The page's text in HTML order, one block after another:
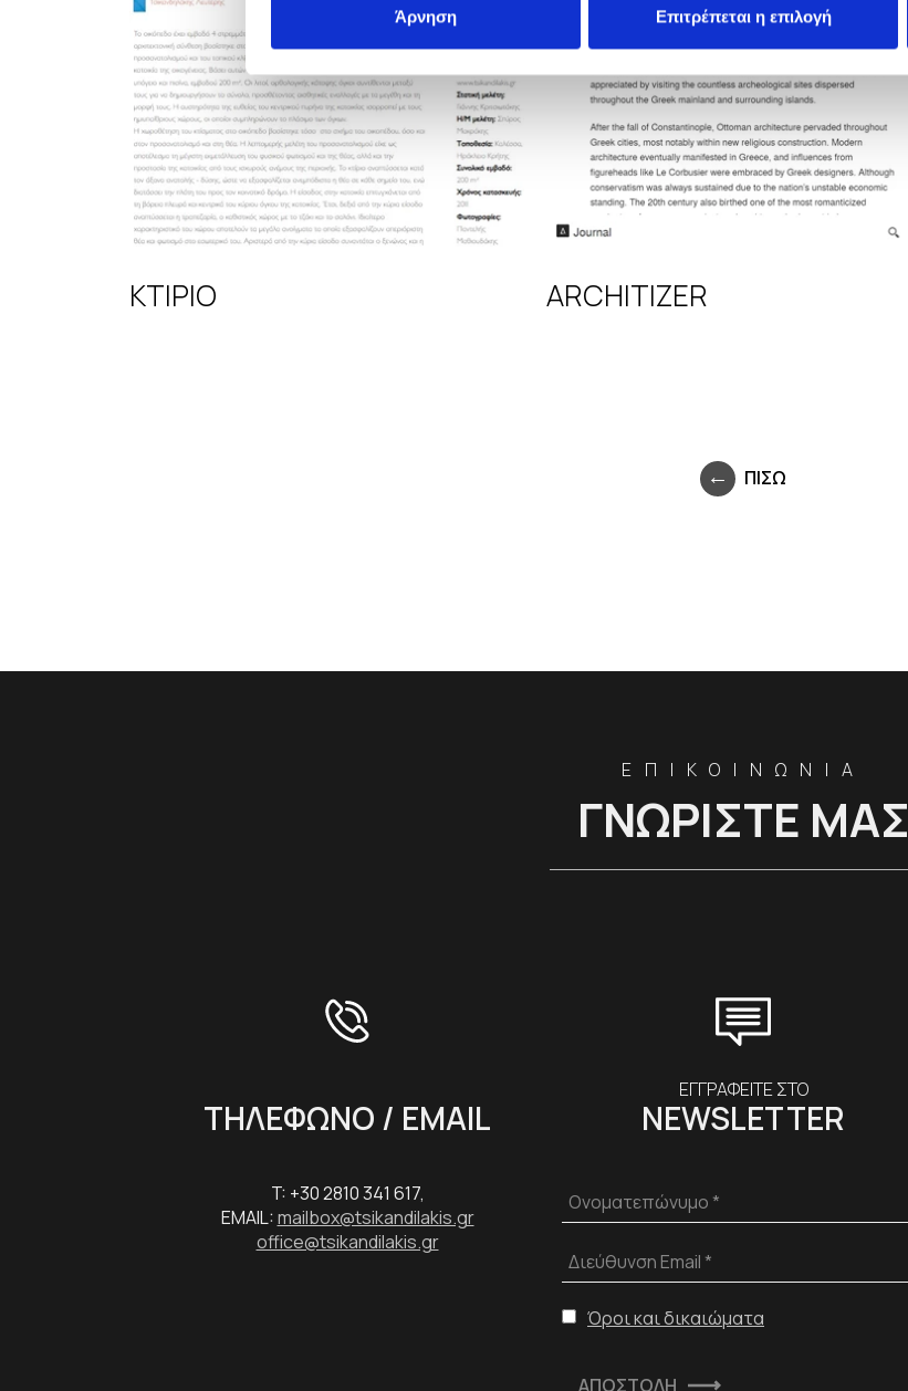
Άρνηση Επιτρέπεται η επιλογή
ΚΤΙΡΙΟ ARCHITIZER
ΠΙΣΩ
ΕΠΙΚΟΙΝΩΝΙΑ
ΓΝΩΡΙΣΤΕ ΜΑΣ
ΕΓΓΡΑΦΕΙΤΕ ΣΤΟ
NEWSLETTER
Ονοματεπώνυμο *
Διεύθυνση Email *
Όροι και δικαιώματα
ΑΠΟΣΤΟΛΗ
ΤΗΛΕΦΩΝΟ / EMAIL
T: +30 2810 341 617,
EMAIL:mailbox@tsikandilakis.gr
office@tsikandilakis.gr